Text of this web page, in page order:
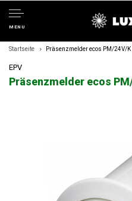
MENU
Startseite Präsenzmelder ecos PM/24V/K
EPV
Präsenzmelder ecos